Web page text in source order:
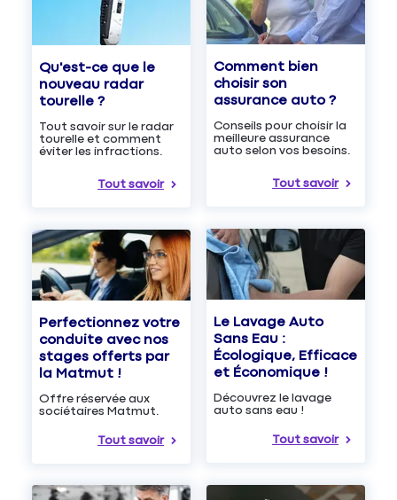
Qu'est-ce que le
nouveau radar
tourelle ?
Tout savoir sur le radar
tourelle et comment
éviter les infractions.
Tout savoir
Comment bien
choisir son
assurance auto ?
Conseils pour choisir la
meilleure assurance
auto selon vos besoins.
Tout savoir
Perfectionnez votre
conduite avec nos
stages offerts par
la Matmut !
Offre réservée aux
sociétaires Matmut.
Tout savoir
Le Lavage Auto
Sans Eau :
Écologique, Efficace
et Économique !
Découvrez le lavage
auto sans eau !
Tout savoir